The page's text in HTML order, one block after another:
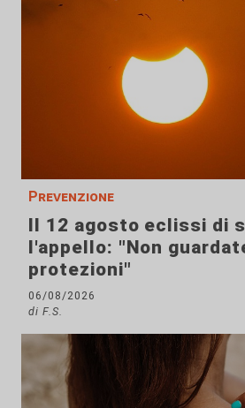
Prevenzione
Il 12 agosto eclissi di
l'appello: "Non
protezioni"
06/08/2026
di F.S.